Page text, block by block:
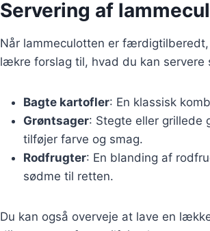
Servering af
Når lammeculotten er
lækre forslag til, hvad du kan servere
Bagte kartofler: En klassisk
Grøntsager: Stegte eller grillede
tilføjer farve og smag.
Rodfrugter: En blanding af
sødme til retten.
Du kan også overveje at lave en